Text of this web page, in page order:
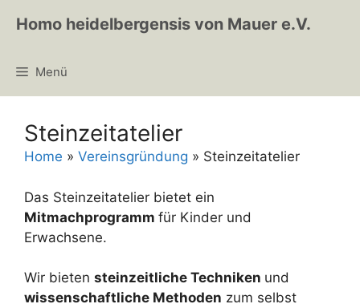
InhaltHomo heidelbergensis von Mauer e.V.
Menü
Steinzeitatelier
Home » Vereinsgründung » Steinzeitatelier
Das Steinzeitatelier bietet ein
Mitmachprogramm für Kinder und
Erwachsene.
Wir bieten steinzeitliche Techniken und
wissenschaftliche Methoden zum selbst